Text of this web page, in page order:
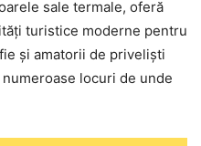
sale termale, oferă
turistice moderne pentru
şi amatorii de privelişti
locuri de unde